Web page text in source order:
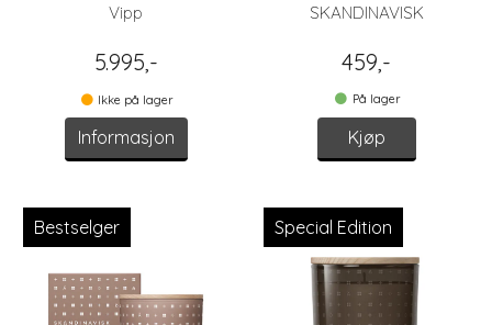
Vipp
5.995,-
Ikke på lager
Informasjon
SKANDINAVISK
459,-
På lager
Kjøp
Bestselger Special Edition